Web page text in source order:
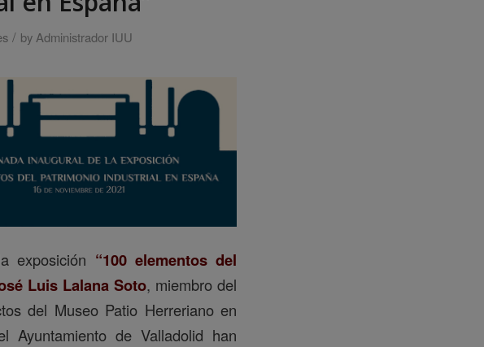
/ by Administrador IUU
exposición “100 elementos del
Luis Lalana Soto, miembro del
del Museo Patio Herreriano en
de Valladolid han